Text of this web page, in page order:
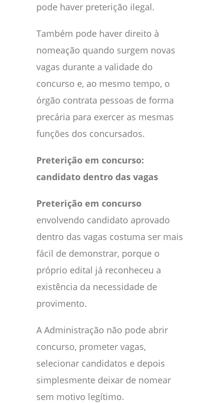
pode haver preterição ilegal.
Também pode haver direito à
nomeação quando surgem novas
vagas durante a validade do
concurso e, ao mesmo tempo, o
órgão contrata pessoas de forma
precária para exercer as mesmas
funções dos concursados.
Preterição em concurso:
candidato dentro das vagas
Preterição em concurso
envolvendo candidato aprovado
dentro das vagas costuma ser mais
fácil de demonstrar, porque o
próprio edital já reconheceu a
existência da necessidade de
provimento.
A Administração não pode abrir
concurso, prometer vagas,
selecionar candidatos e depois
simplesmente deixar de nomear
sem motivo legítimo.